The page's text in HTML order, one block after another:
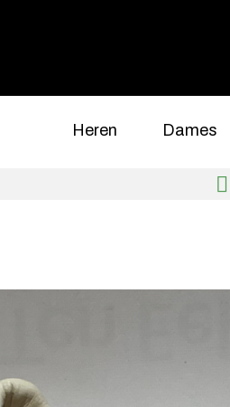
Heren Dames